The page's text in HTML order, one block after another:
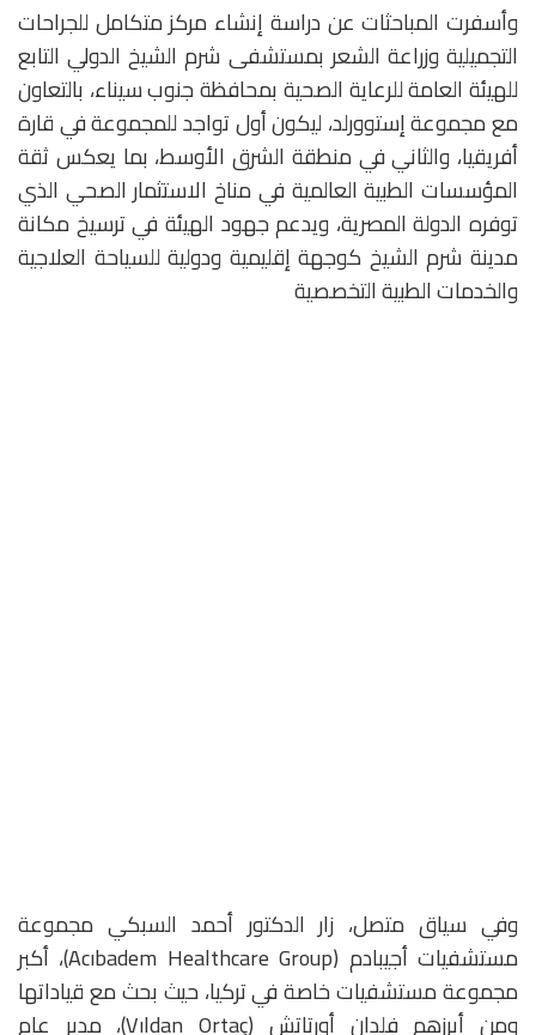
وأسفرت المباحثات عن دراسة إنشاء مركز متكامل للجراحات
التجميلية وزراعة الشعر بمستشفى شرم الشيخ الدولي التابع
للهيئة العامة للرعاية الصحية بمحافظة جنوب سيناء، بالتعاون
مع مجموعة إستوورلد، ليكون أول تواجد للمجموعة في قارة
أفريقيا، والثاني في منطقة الشرق الأوسط، بما يعكس ثقة
المؤسسات الطبية العالمية في مناخ الاستثمار الصحي الذي
توفره الدولة المصرية، ويدعم جهود الهيئة في ترسيخ مكانة
مدينة شرم الشيخ كوجهة إقليمية ودولية للسياحة العلاجية
والخدمات الطبية التخصصية
وفي سياق متصل، زار الدكتور أحمد السبكي مجموعة
مستشفيات أجيبادم (Acıbadem Healthcare Group)، أكبر
مجموعة مستشفيات خاصة في تركيا، حيث بحث مع قياداتها
ومن أبرزهم فلدان أورتاتش (Vıldan Ortaç)، مدير عام